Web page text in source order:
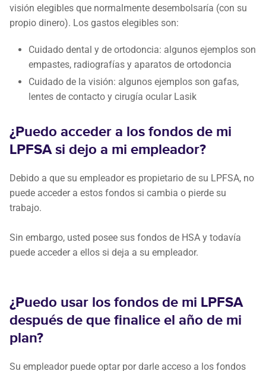
visión elegibles que normalmente desembolsaría (con su
propio dinero). Los gastos elegibles son:
Cuidado dental y de ortodoncia: algunos ejemplos son
empastes, radiografías y aparatos de ortodoncia
Cuidado de la visión: algunos ejemplos son gafas,
lentes de contacto y cirugía ocular Lasik
¿Puedo acceder a los fondos de mi
LPFSA si dejo a mi empleador?
Debido a que su empleador es propietario de su LPFSA, no
puede acceder a estos fondos si cambia o pierde su
trabajo.
Sin embargo, usted posee sus fondos de HSA y todavía
puede acceder a ellos si deja a su empleador.
¿Puedo usar los fondos de mi LPFSA
después de que finalice el año de mi
plan?
Su empleador puede optar por darle acceso a los fondos